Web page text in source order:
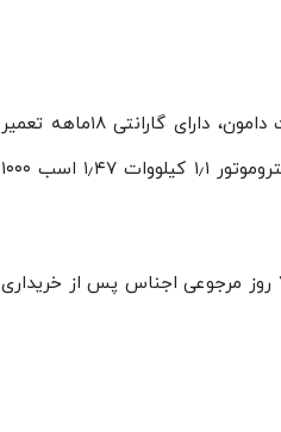
الکتروموتور الکتروژن ۱٫۱ کیلووات ۱٫۴۷ اسب ۱۰۰۰ دور ارائه شده توسط شرکت طرح و ساخت دامون، دارای گارانتی ۱۸ماهه تعمیر
است. این ویژگی می‌تواند یکی از اصلی‌ترین ویژگی‌هایی است که باعث می‌شود کاربران از الکتروموتور ۱٫۱ کیلووات ۱٫۴۷ اسب ۱۰۰۰
شما با خرید از شرکت دامون علاوه بر بهره‌مندی از گارانتی ۱۸ماهه تعمیر، می‌توانید از گزینه ۷ روز مرجوعی اجناس پس از خریداری